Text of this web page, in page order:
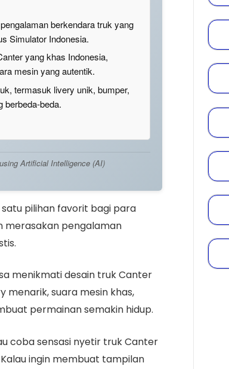
berkendara truk yang
Simulator Indonesia.
yang khas Indonesia,
mesin yang autentik.
termasuk livery unik, bumper,
berbeda-beda.
Artificial Intelligence (AI)
satu pilihan favorit bagi para
merasakan pengalaman
menikmati desain truk Canter
menarik, suara mesin khas,
permainan semakin hidup.
coba sensasi nyetir truk Canter
ingin membuat tampilan